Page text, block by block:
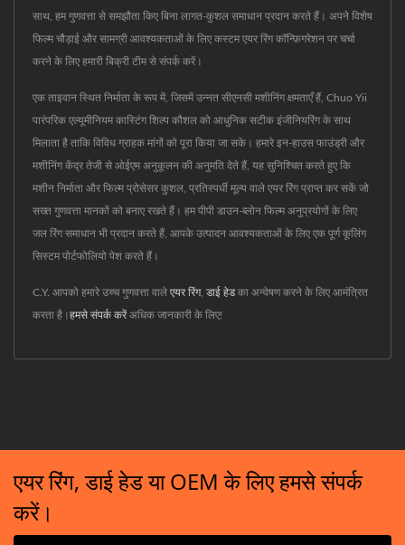
साथ, हम गुणवत्ता से समझौता किए बिना लागत-कुशल समाधान प्रदान करते हैं। अपने विशेष
फिल्म चौड़ाई और सामग्री आवश्यकताओं के लिए कस्टम एयर रिंग कॉन्फ़िगरेशन पर चर्चा
करने के लिए हमारी बिक्री टीम से संपर्क करें।
एक ताइवान स्थित निर्माता के रूप में, जिसमें उन्नत सीएनसी मशीनिंग क्षमताएँ हैं, Chuo Yii
पारंपरिक एल्यूमीनियम कास्टिंग शिल्प कौशल को आधुनिक सटीक इंजीनियरिंग के साथ
मिलाता है ताकि विविध ग्राहक मांगों को पूरा किया जा सके। हमारे इन-हाउस फाउंड्री और
मशीनिंग केंद्र तेजी से ओईएम अनुकूलन की अनुमति देते हैं, यह सुनिश्चित करते हुए कि
मशीन निर्माता और फिल्म प्रोसेसर कुशल, प्रतिस्पर्धी मूल्य वाले एयर रिंग प्राप्त कर सकें जो
सख्त गुणवत्ता मानकों को बनाए रखते हैं। हम पीपी डाउन-ब्लोन फिल्म अनुप्रयोगों के लिए
जल रिंग समाधान भी प्रदान करते हैं, आपके उत्पादन आवश्यकताओं के लिए एक पूर्ण कूलिंग
सिस्टम पोर्टफोलियो पेश करते हैं।
C.Y. आपको हमारे उच्च गुणवत्ता वाले एयर रिंग, डाई हेडका अन्वेषण करने के लिए आमंत्रित
करता है।हमसे संपर्क करेंअधिक जानकारी के लिए!
एयर रिंग, डाई हेड या OEM के लिए हमसे संपर्क
करें।